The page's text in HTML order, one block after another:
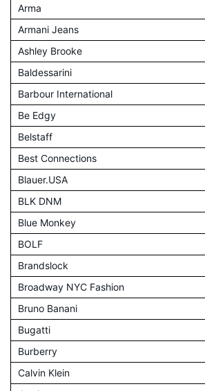
Arma
Armani Jeans
Ashley Brooke
Baldessarini
Barbour International
Be Edgy
Belstaff
Best Connections
Blauer.USA
BLK DNM
Blue Monkey
BOLF
Brandslock
Broadway NYC Fashion
Bruno Banani
Bugatti
Burberry
Calvin Klein